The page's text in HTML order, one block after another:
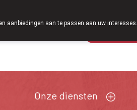
Onze diensten
aan te passen aan uw